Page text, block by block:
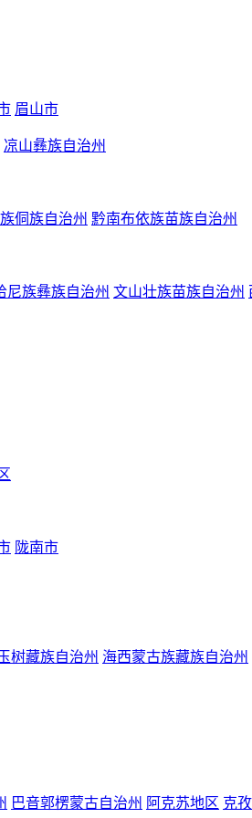
眉山市
凉山彝族自治州
侗族自治州 黔南布依族苗族自治州
尼族彝族自治州 文山壮族苗族自治州
陇南市
树藏族自治州 海西蒙古族藏族自治州
巴音郭楞蒙古自治州 阿克苏地区 克